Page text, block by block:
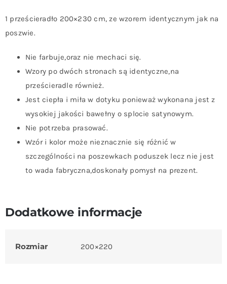
1 prześcieradło 200×230 cm, ze wzorem identycznym jak na
poszwie.
Nie farbuje,oraz nie mechaci się.
Wzory po dwóch stronach są identyczne,na
prześcieradle również.
Jest ciepła i miła w dotyku ponieważ wykonana jest z
wysokiej jakości bawełny o splocie satynowym.
Nie potrzeba prasować.
Wzór i kolor może nieznacznie się różnić w
szczególności na poszewkach poduszek lecz nie jest
to wada fabryczna,doskonały pomysł na prezent.
Dodatkowe informacje
Rozmiar 200×220